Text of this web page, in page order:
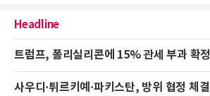
Headline
트럼프, 폴리실리콘에 15% 관세 부과 확정
사우디·튀르키예·파키스탄, 방위 협정 체결